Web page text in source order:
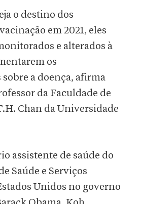
o destino dos
em 2021, eles
e alterados à
os
a doença, afirma
da Faculdade de
Chan da Universidade
assistente de saúde do
Saúde e Serviços
Unidos no governo